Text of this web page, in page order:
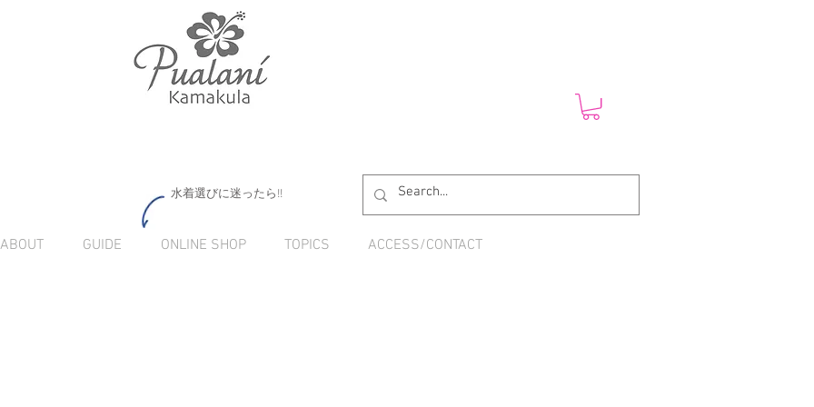
水着選びに迷ったら!!
ABOUT GUIDE ONLINE SHOP TOPICS ACCESS/CONTACT